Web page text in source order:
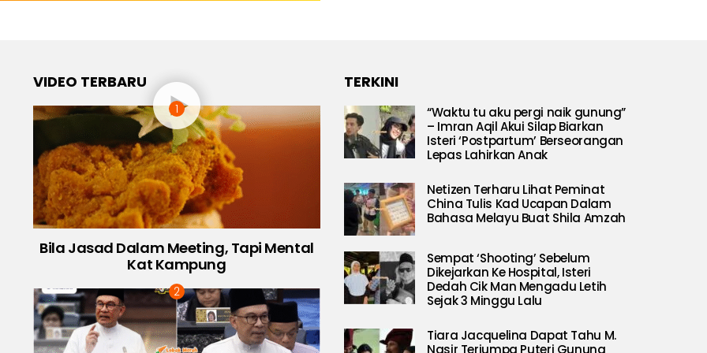
VIDEO TERBARU
Bila Jasad Dalam Meeting, Tapi Mental
Kat Kampung
TERKINI
“Waktu tu aku pergi naik gunung”
– Imran Aqil Akui Silap Biarkan
Isteri ‘Postpartum’ Berseorangan
Lepas Lahirkan Anak
Netizen Terharu Lihat Peminat
China Tulis Kad Ucapan Dalam
Bahasa Melayu Buat Shila Amzah
Sempat ‘Shooting’ Sebelum
Dikejarkan Ke Hospital, Isteri
Dedah Cik Man Mengadu Letih
Sejak 3 Minggu Lalu
Tiara Jacquelina Dapat Tahu M.
Nasir Terjumpa Puteri Gunung